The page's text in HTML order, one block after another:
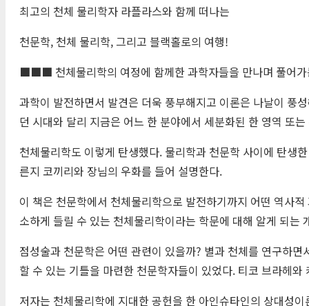
최고의 천체 물리학자 라플라스와 함께 떠나는
천문학, 천체 물리학, 그리고 블랙홀로의 여행!
■■■ 천체물리학의 여정에 함께한 과학자들을 만나며 풀어가
과학이 발전하면서 발견은 더욱 풍부해지고 이론은 나날이 풍
던 시대와 달리 지금은 어느 한 분야에서 세분화된 한 영역 또
천체물리학도 이렇게 탄생했다. 물리학과 천문학 사이에 탄생
른지 코끼리와 장님의 우화를 들어 설명한다.
이 책은 천문학에서 천체물리학으로 발전하기까지 어떤 역사
소하게 들릴 수 있는 천체물리학이라는 학문에 대해 알게 되는
점성술과 천문학은 어떤 관련이 있을까? 별과 천체를 연구하
할 수 있는 기틀을 마련한 천문학자들이 있었다. 티코 브라헤
저자는 천체물리학에 지대한 공헌을 한 아인슈타인의 상대성